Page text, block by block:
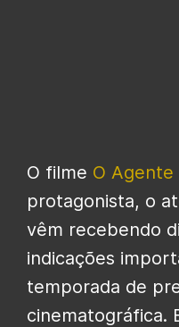
O filme O
protagonista, o
vêm recebendo
indicações
temporada de
cinematográfica.